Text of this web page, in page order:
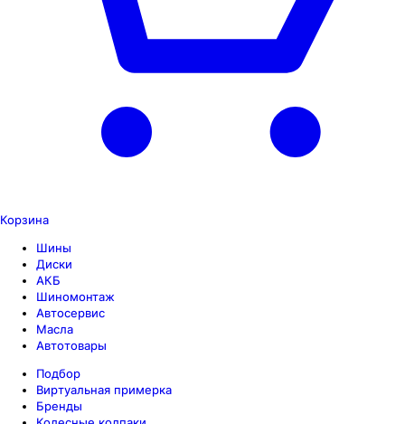
Корзина
Шины
Диски
АКБ
Шиномонтаж
Автосервис
Масла
Автотовары
Подбор
Виртуальная примерка
Бренды